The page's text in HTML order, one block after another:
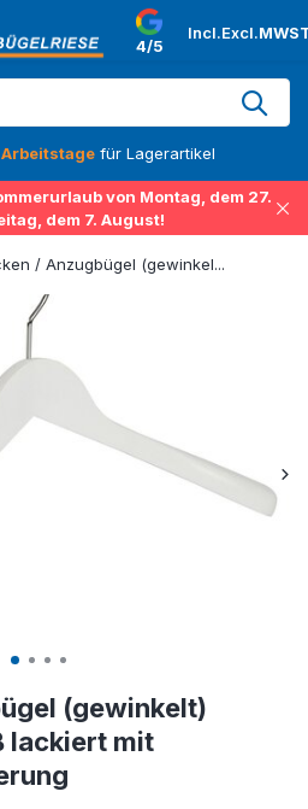
4/5
Incl.Excl.
für Lagerartikel
von Montag, dem 27.
dem 7. August!
/ Anzugbügel (gewinkel...
(gewinkelt)
lackiert mit